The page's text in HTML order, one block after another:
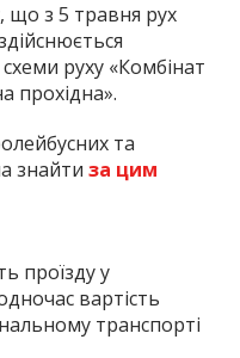
що з 5 травня рух
руху «Комбінат
прохідна».
та
знайти за цим
проїзду у
вартість
транспорті